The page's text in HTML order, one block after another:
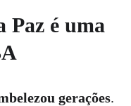
Paz é uma
gerações.